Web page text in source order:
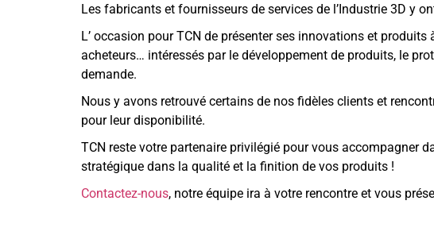
Les fabricants et fournisseurs de services de l’Industrie 3D y
L’ occasion pour TCN de présenter ses innovations et
acheteurs… intéressés par le développement de produits, le
demande.
Nous y avons retrouvé certains de nos fidèles clients et
pour leur disponibilité.
TCN reste votre partenaire privilégié pour vous accompagner
stratégique dans la qualité et la finition de vos produits !
Contactez-nous, notre équipe ira à votre rencontre et vous